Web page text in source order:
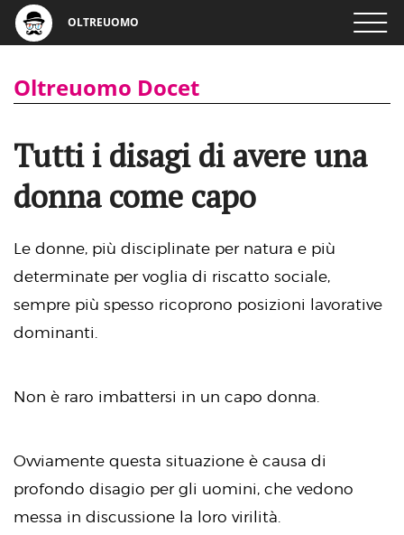
OLTREUOMO
Oltreuomo Docet
Tutti i disagi di avere una
donna come capo
Le donne, più disciplinate per natura e più
determinate per voglia di riscatto sociale,
sempre più spesso ricoprono posizioni lavorative
dominanti.
Non è raro imbattersi in un capo donna.
Ovviamente questa situazione è causa di
profondo disagio per gli uomini, che vedono
messa in discussione la loro virilità.